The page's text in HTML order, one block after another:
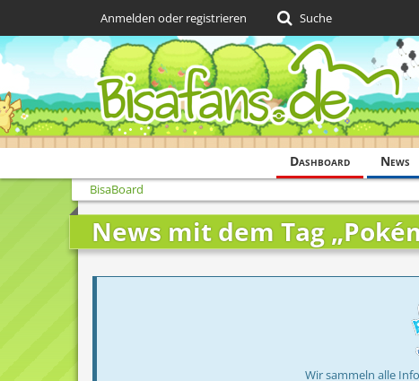
Dashboard News
Anmelden oder registrieren Suche
BisaBoard
News mit dem Tag
Wir sammeln alle